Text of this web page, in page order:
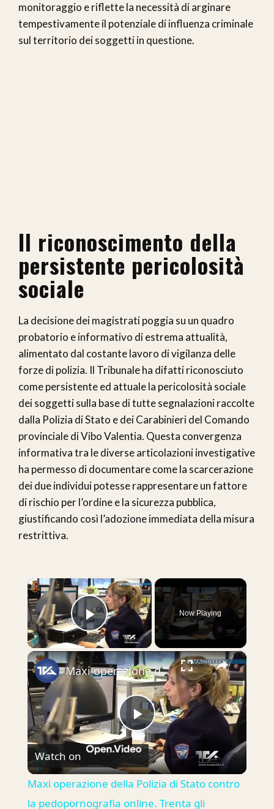
monitoraggio e riflette la necessità di arginare
tempestivamente il potenziale di influenza criminale
sul territorio dei soggetti in questione.
Il riconoscimento della
persistente pericolosità
sociale
La decisione dei magistrati poggia su un quadro
probatorio e informativo di estrema attualità,
alimentato dal costante lavoro di vigilanza delle
forze di polizia. Il Tribunale ha difatti riconosciuto
come persistente ed attuale la pericolosità sociale
dei soggetti sulla base di tutte segnalazioni raccolte
dalla Polizia di Stato e dei Carabinieri del Comando
provinciale di Vibo Valentia. Questa convergenza
informativa tra le diverse articolazioni investigative
ha permesso di documentare come la scarcerazione
dei due individui potesse rappresentare un fattore
di rischio per l’ordine e la sicurezza pubblica,
giustificando così l’adozione immediata della misura
restrittiva.
×
Play Video
Now Playing
×
Play
Video
Maxi operazione della Polizia di Stato contro la pedopornografia online. Trenta gli indagati in tutt
Watch on
Maxi operazione della Polizia di Stato contro
la pedopornografia online. Trenta gli